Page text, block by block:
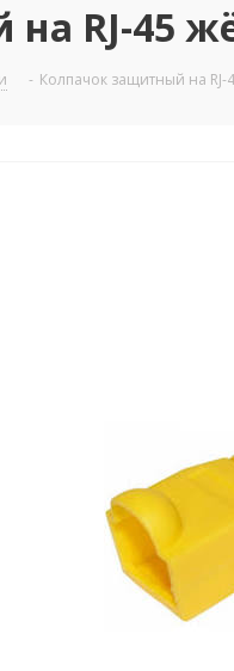
RJ-45
- Колпачок защитный на